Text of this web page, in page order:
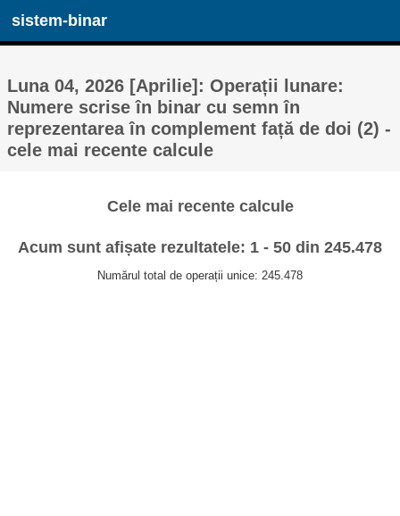
sistem-binar
Luna 04, 2026 [Aprilie]: Operații lunare:
Numere scrise în binar cu semn în
reprezentarea în complement față de doi (2) -
cele mai recente calcule
Cele mai recente calcule
Acum sunt afișate rezultatele: 1 - 50 din 245.478
Numărul total de operații unice: 245.478